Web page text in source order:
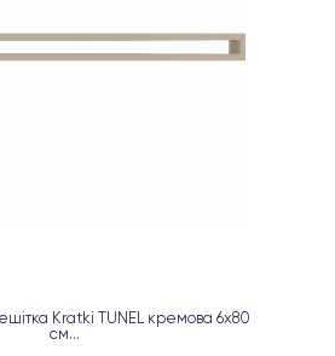
Kratki TUNEL кремова 6х80
см...